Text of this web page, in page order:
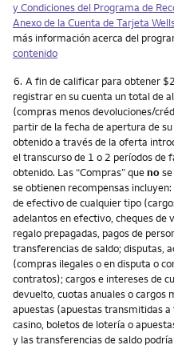
y Condiciones del Programa de
Anexo de la Cuenta de Tarjeta
más información acerca del
contenido
Nota
6. A fin de calificar para obtener
registrar en su cuenta un total de
(compras menos devoluciones/
partir de la fecha de apertura de
obtenido a través de la oferta
el transcurso de 1 o 2 períodos de
obtenido. Las “Compras” queno
se obtienen recompensas
de efectivo de cualquier tipo
adelantos en efectivo, cheques de
regalo prepagadas, pagos de
transferencias de saldo; disputas,
(compras ilegales o en disputa o
contratos); cargos e intereses de
devuelto, cuotas anuales o cargos
apuestas (apuestas transmitidas
casino, boletos de lotería o
y las transferencias de saldo